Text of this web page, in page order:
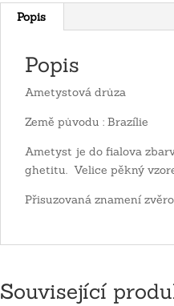
Popis
Popis
Ametystová drůza
Země původu : Brazílie
Ametyst je do fialova
ghetitu. Velice pěkný
Přisuzovaná znamení
Související